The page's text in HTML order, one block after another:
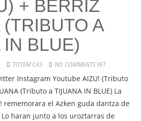
+ BERRIZ
A
BLUE)
TOTEM CAS NO COMMENTS YET
Instagram Youtube AIZU! (Tributo
(Tributo a TIJUANA IN BLUE) La
rememorara el Azken guda dantza de
haran junto a los uroztarras de